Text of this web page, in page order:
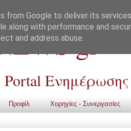
gr
Portal Ενημέρωσης
Προφίλ Χορηγίες - Συνεργασίες
from Google to deliver its
along with performance and
and address abuse.